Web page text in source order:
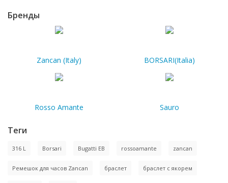
Бренды
Zancan (Italy) BORSARI(Italia)
Rosso Amante Sauro
Теги
316 L Borsari Bugatti EB rossoamante zancan
Ремешок для часов Zancan браслет браслет с якорем